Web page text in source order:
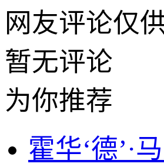
网友评论仅
暂无评论
为你推荐
霍华‘德’·